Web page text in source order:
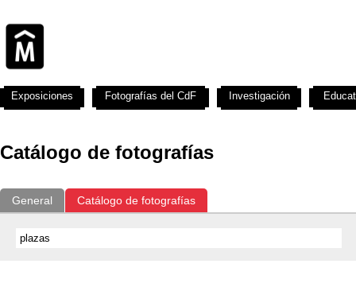
Catálogo de fotografías
General Catálogo de fotografías
Exposiciones Fotografías del CdF Investigación